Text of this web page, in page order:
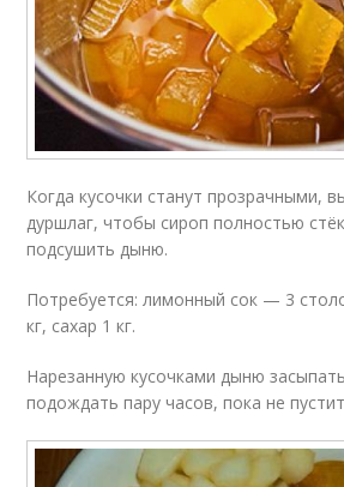
Когда кусочки станут прозрачными,
дуршлаг, чтобы сироп полностью
подсушить дыню.
Потребуется: лимонный сок — 3
кг, сахар 1 кг.
Нарезанную кусочками дыню
подождать пару часов, пока не